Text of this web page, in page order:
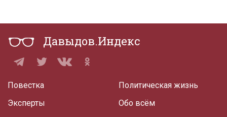
Давыдов.Индекс
Повестка
Эксперты
Политическая жизнь
Обо всём